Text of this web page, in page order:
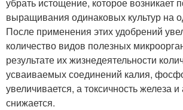
выращивания одинаковых культур на
После применения этих удобрений
количество видов полезных
результате их жизнедеятельности
усваиваемых соединений калия,
увеличивается, а токсичность железа
снижается.